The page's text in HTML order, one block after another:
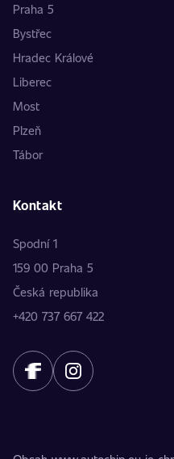
Praha 5
Bystřec
Hradec Králové
Liberec
Most
Plzeň
Tábor
Kontakt
Spodní 1
159 00 Praha 5
Česká republika
+420 737 667 422